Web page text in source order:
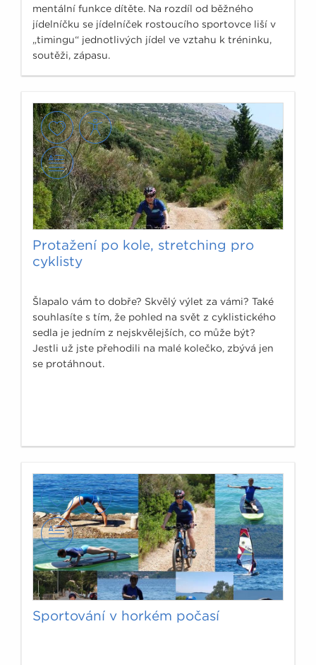
mentální funkce dítěte. Na rozdíl od běžného
jídelníčku se jídelníček rostoucího sportovce liší v
„timingu“ jednotlivých jídel ve vztahu k tréninku,
soutěži, zápasu.
Protažení po kole, stretching pro
cyklisty
Šlapalo vám to dobře? Skvělý výlet za vámi? Také
souhlasíte s tím, že pohled na svět z cyklistického
sedla je jedním z nejskvělejších, co může být?
Jestli už jste přehodili na malé kolečko, zbývá jen
se protáhnout.
Sportování v horkém počasí